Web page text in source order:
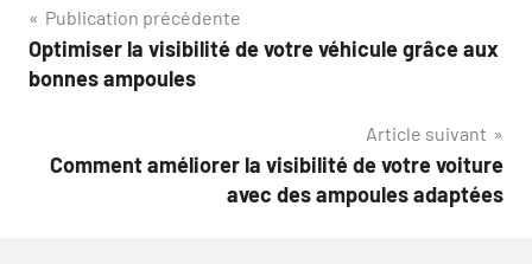
Navigation
de
Publication précédente
Optimiser la visibilité de votre véhicule grâce aux
bonnes ampoules
Article suivant
Comment améliorer la visibilité de votre voiture
avec des ampoules adaptées